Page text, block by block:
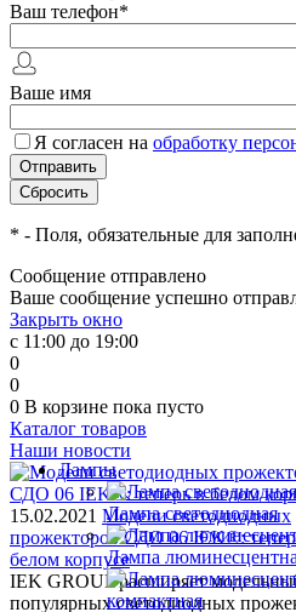
Ваш телефон*
Ваше имя
Я согласен на обработку
* - Поля, обязательные для
Сообщение отправлено
Ваше сообщение успешно
Закрыть окно
с 11:00 до 19:00
0
0
0 В корзине пока пусто
Каталог товаров
Лампы
Лампа светодиодная
Лампа
Наши новости
15.02.2021 Модели светодиодных
прожекторов СДО 06 IEK®:
белом корпусе
IEK GROUP расширяет
популярных светодиодных